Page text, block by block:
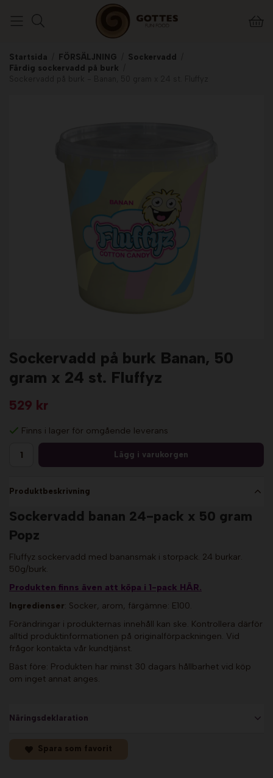
Startsida FÖRSÄLJNING Sockervadd
Färdig sockervadd på burk
Sockervadd på burk Banan, 50
gram x 24 st. Fluffyz
529 kr
Finns i lager för omgående leverans
Lägg i varukorgen
Produktbeskrivning
Näringsdeklaration
Sockervadd banan 24-pack x 50 gram
Popz
Fluffyz sockervadd med banansmak i storpack. 24 burkar.
50g/burk.
Produkten finns även att köpa i 1-pack HÄR.
Ingredienser: Socker, arom, färgämne: E100.
Förändringar i produkternas innehåll kan ske. Kontrollera därför
alltid produktinformationen på originalförpackningen. Vid
frågor kontakta vår kundtjänst.
Bäst före: Produkten har minst 30 dagars hållbarhet vid köp
om inget annat anges.
Spara som favorit